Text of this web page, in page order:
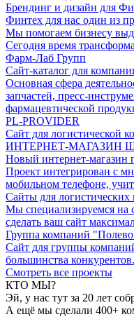
Брендинг и дизайн для
Финтех для нас один из
Мы помогаем бизнесу
Сегодня время
Фарм-Лаб Групп
Сайт-каталог для
Основная сфера
запчастей, пресс-
фармацевтической
PL-PROVIDER
Сайт для логистической
ИНТЕРНЕТ-МАГАЗИН
Новый интернет-
Проект интегрирован с
мобильном телефоне,
Сайты для логистических
Мы специализируемся на
сделать ваш сайт
Группа компаний
Сайт для группы
большинства конкурентов.
Смотреть все проекты
КТО МЫ?
Эй, у нас тут за 20 лет
А ещё мы сделали 400+